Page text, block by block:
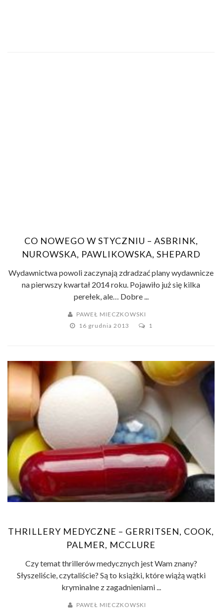
CO NOWEGO W STYCZNIU – ASBRINK,
NUROWSKA, PAWLIKOWSKA, SHEPARD
Wydawnictwa powoli zaczynają zdradzać plany wydawnicze
na pierwszy kwartał 2014 roku. Pojawiło już się kilka
perełek, ale… Dobre ...
PAWEŁ MIECZKOWSKI
16 grudnia 2013
1
THRILLERY MEDYCZNE – GERRITSEN, COOK,
PALMER, MCCLURE
Czy temat thrillerów medycznych jest Wam znany?
Słyszeliście, czytaliście? Są to książki, które wiążą wątki
kryminalne z zagadnieniami ...
PAWEŁ MIECZKOWSKI